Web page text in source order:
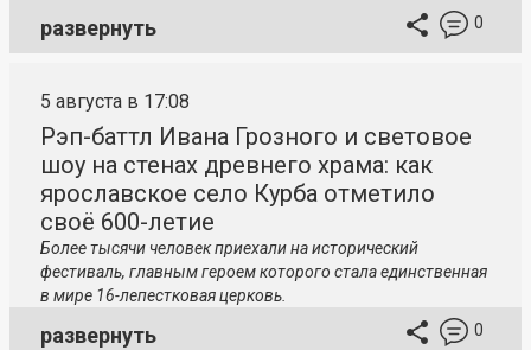
развернуть 0
5 августа в 17:08
Рэп-баттл Ивана Грозного и световое
шоу на стенах древнего храма: как
ярославское село Курба отметило
своё 600-летие
Более тысячи человек приехали на исторический
фестиваль, главным героем которого стала единственная
в мире 16-лепестковая церковь.
развернуть 0